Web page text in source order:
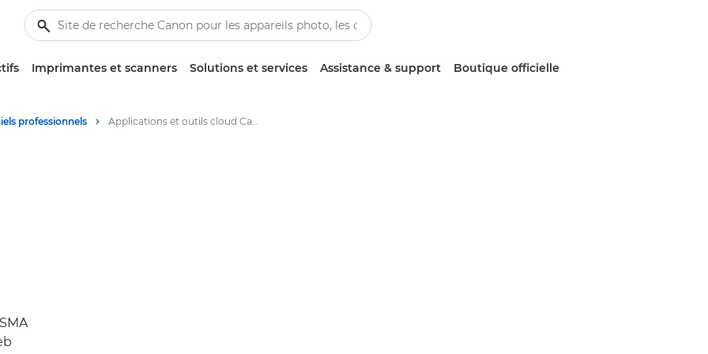
Imprimantes et scanners Solutions et services Assistance & support Boutique officielle
professionnels Applications et outils cloud Canon PRISMA Home